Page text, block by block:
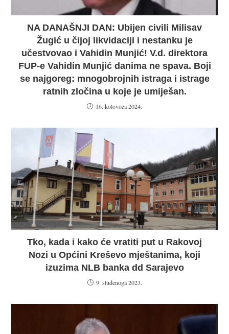
NA DANAŠNJI DAN: Ubijen civili Milisav
Žugić u čijoj likvidaciji i nestanku je
učestvovao i Vahidin Munjić! V.d. direktora
FUP-e Vahidin Munjić danima ne spava. Boji
se najgoreg: mnogobrojnih istraga i istrage
ratnih zločina u koje je umiješan.
16. kolovoza 2024.
Tko, kada i kako će vratiti put u Rakovoj
Nozi u Općini Kreševo mještanima, koji
izuzima NLB banka dd Sarajevo
9. studenoga 2023.